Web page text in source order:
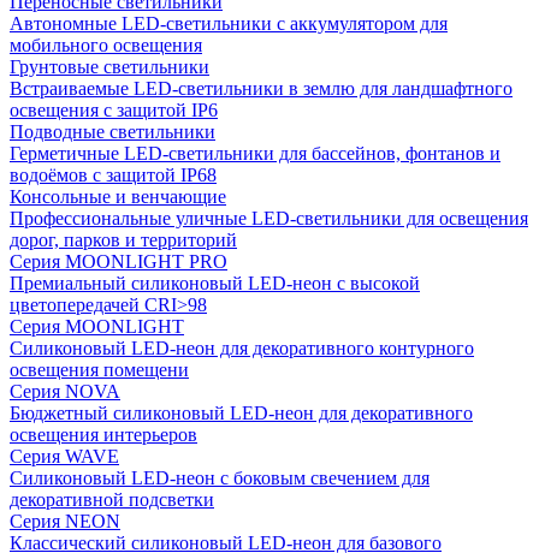
Автономные LED-светильники с аккумулятором для
мобильного освещения
Грунтовые светильники
Встраиваемые LED-светильники в землю для ландшафтного
освещения с защитой IP6
Подводные светильники
Герметичные LED-светильники для бассейнов, фонтанов и
водоёмов с защитой IP68
Консольные и венчающие
Профессиональные уличные LED-светильники для освещения
дорог, парков и территорий
Серия MOONLIGHT PRO
Премиальный силиконовый LED-неон с высокой
цветопередачей CRI>98
Серия MOONLIGHT
Силиконовый LED-неон для декоративного контурного
освещения помещени
Серия NOVA
Бюджетный силиконовый LED-неон для декоративного
освещения интерьеров
Серия WAVE
Силиконовый LED-неон с боковым свечением для
декоративной подсветки
Серия NEON
Классический силиконовый LED-неон для базового